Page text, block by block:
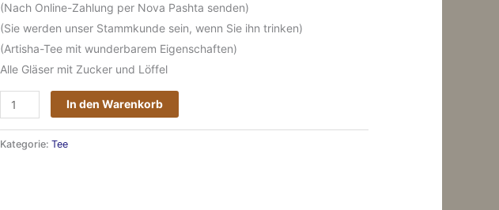
(Nach Online-Zahlung per Nova Pashta senden)
(Sie werden unser Stammkunde sein, wenn Sie ihn trinken)
(Artisha-Tee mit wunderbarem Eigenschaften)
Alle Gläser mit Zucker und Löffel
In den Warenkorb
Kategorie: Tee